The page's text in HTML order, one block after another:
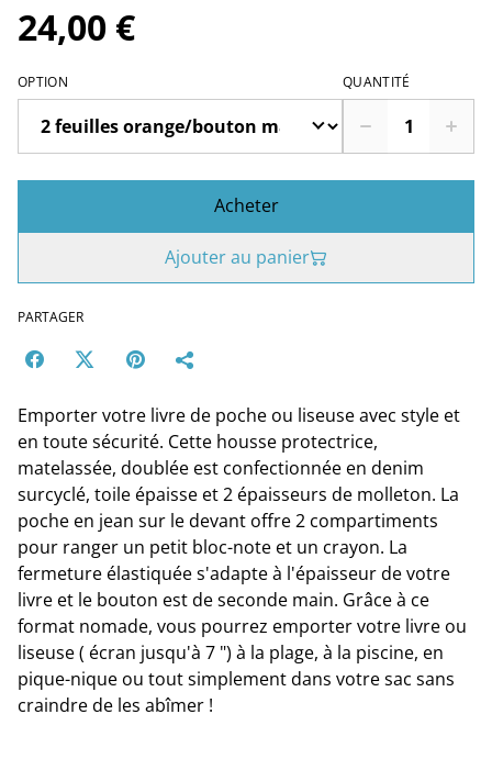
24,00 €
OPTION QUANTITÉ
Acheter
Ajouter au panier
PARTAGER
Emporter votre livre de poche ou liseuse avec style et
en toute sécurité. Cette housse protectrice,
matelassée, doublée est confectionnée en denim
surcyclé, toile épaisse et 2 épaisseurs de molleton. La
poche en jean sur le devant offre 2 compartiments
pour ranger un petit bloc-note et un crayon. La
fermeture élastiquée s'adapte à l'épaisseur de votre
livre et le bouton est de seconde main. Grâce à ce
format nomade, vous pourrez emporter votre livre ou
liseuse ( écran jusqu'à 7 ") à la plage, à la piscine, en
pique-nique ou tout simplement dans votre sac sans
craindre de les abîmer !